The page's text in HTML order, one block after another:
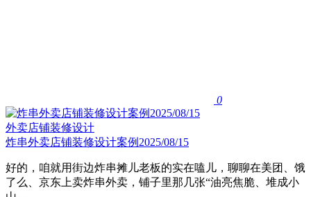
0
外卖店铺装修设计
炸串外卖店铺装修设计案例2025/08/15
好的，咱就用街边炸串摊儿老板的实在嗑儿，聊聊在美团、饿
了么、京东上卖炸串外卖，铺子里那几张“油亮焦脆、堆成小